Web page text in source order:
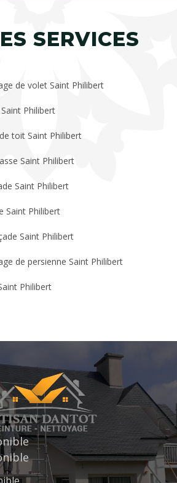
SERVICES
de volet Saint Philibert
Philibert
toit Saint Philibert
Saint Philibert
Saint Philibert
Saint Philibert
Saint Philibert
de persienne Saint Philibert
Philibert